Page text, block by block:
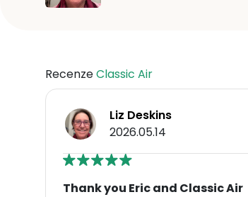
RecenzeClassic Air
Liz Deskins
2026.05.14
Thank you Eric and Classic Air